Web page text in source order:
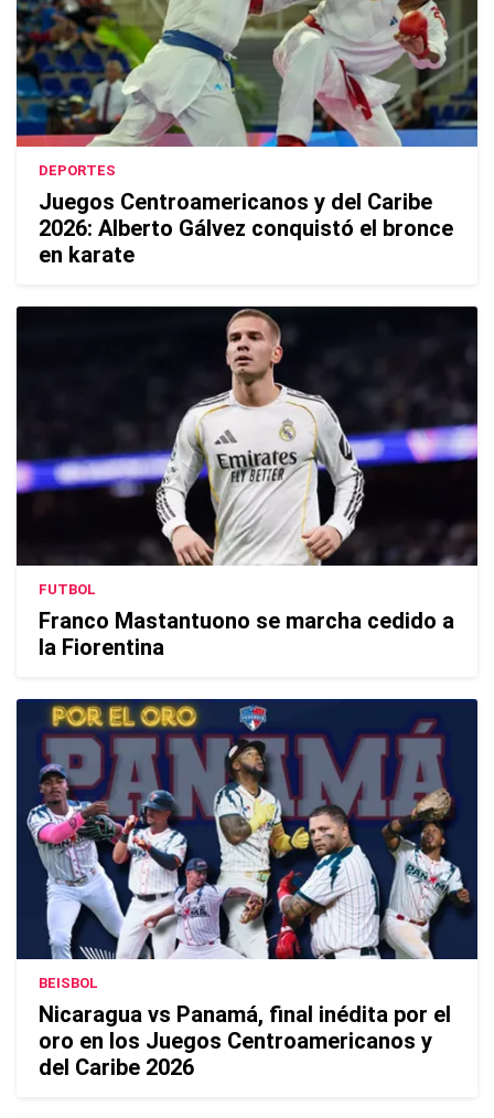
DEPORTES
Juegos Centroamericanos y del Caribe
2026: Alberto Gálvez conquistó el bronce
en karate
FUTBOL
Franco Mastantuono se marcha cedido a
la Fiorentina
BEISBOL
Nicaragua vs Panamá, final inédita por el
oro en los Juegos Centroamericanos y
del Caribe 2026